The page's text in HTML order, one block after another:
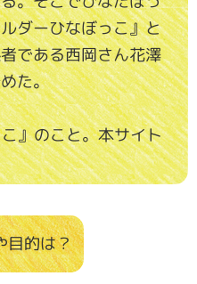
ダーひなぼっこ』と
である西岡さん花澤
た。
』のこと。本サイト
目的は？